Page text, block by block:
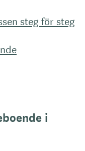
steg för steg
i